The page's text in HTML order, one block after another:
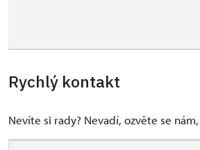
Rychlý kontakt
Nevíte si rady? Nevadí, ozvěte se